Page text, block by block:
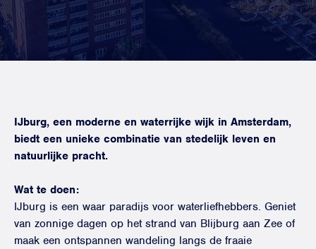
IJburg, een moderne en waterrijke wijk in Amsterdam,
biedt een unieke combinatie van stedelijk leven en
natuurlijke pracht.
Wat te doen:
IJburg is een waar paradijs voor waterliefhebbers. Geniet
van zonnige dagen op het strand van Blijburg aan Zee of
maak een ontspannen wandeling langs de fraaie